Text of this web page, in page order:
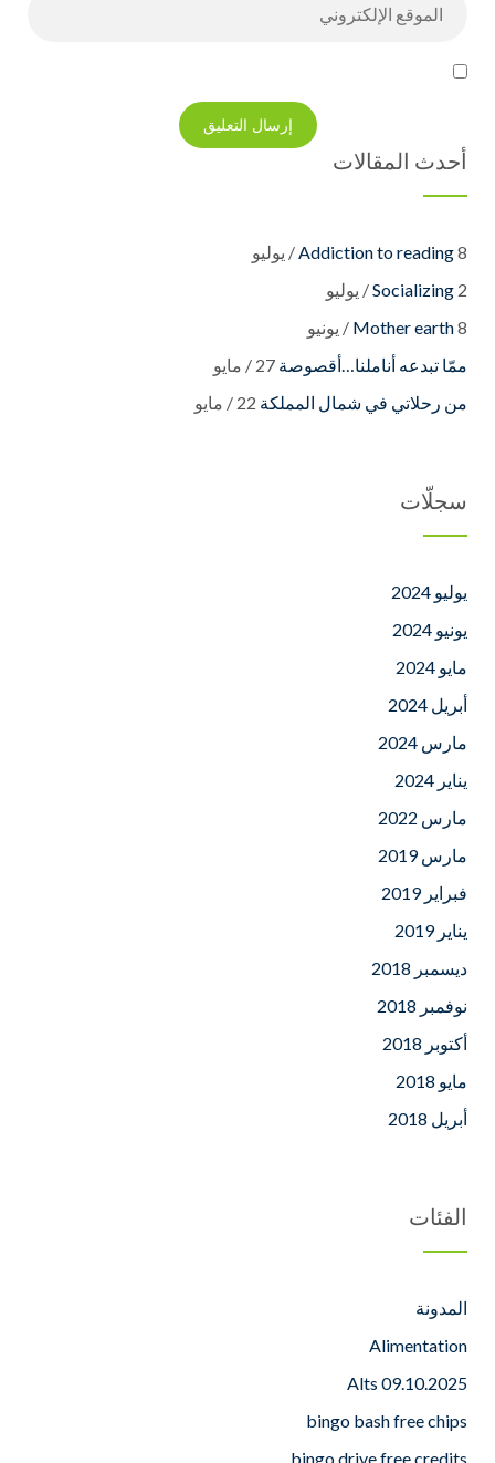
أحدث المقالات
Addiction to reading8 / يوليو
Socializing 2 / يوليو
Mother earth8 / يونيو
27 / مايو
22 / مايو
سجلّات
يوليو 2024
يونيو 2024
مايو 2024
أبريل 2024
مارس 2024
يناير 2024
مارس 2022
مارس 2019
فبراير 2019
يناير 2019
ديسمبر 2018
نوفمبر 2018
أكتوبر 2018
مايو 2018
أبريل 2018
الفئات
المدونة
Alimentation
Alts 09.10.2025
bingo bash free chips
bingo drive free credits